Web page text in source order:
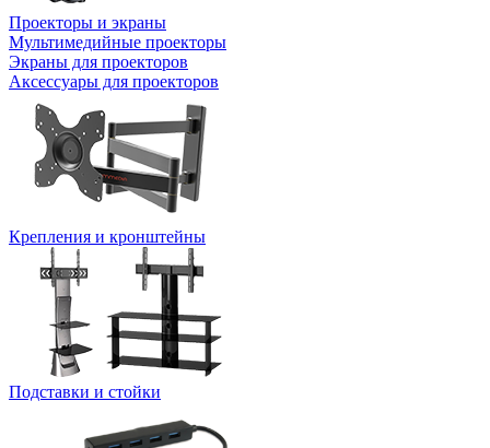
Проекторы и экраны
Мультимедийные проекторы
Экраны для проекторов
Аксессуары для проекторов
Крепления и кронштейны
Подставки и стойки